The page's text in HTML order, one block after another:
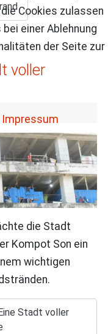
voller
die Stadt
Kompot Son ein
wichtigen
Stadt voller
Cookies zulassen
einer Ablehnung
der Seite zur
Impressum